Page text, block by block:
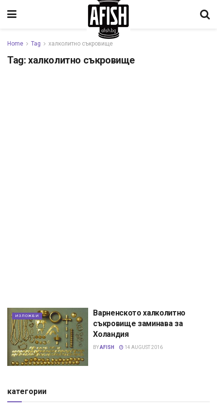
Home Tag халколитно съкровище
Tag: халколитно съкровище
ИЗЛОЖБИ
Варненското халколитно
съкровище заминава за
Холандия
BYAFISH 14 AUGUST 2016
категории